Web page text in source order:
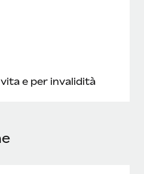
e per invalidità